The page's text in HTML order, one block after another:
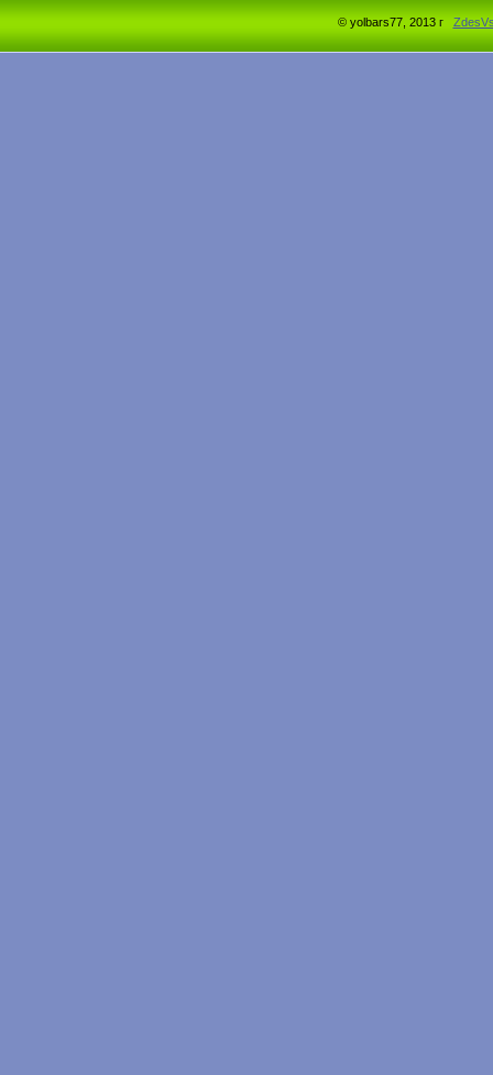
© yolbars77, 2013 г